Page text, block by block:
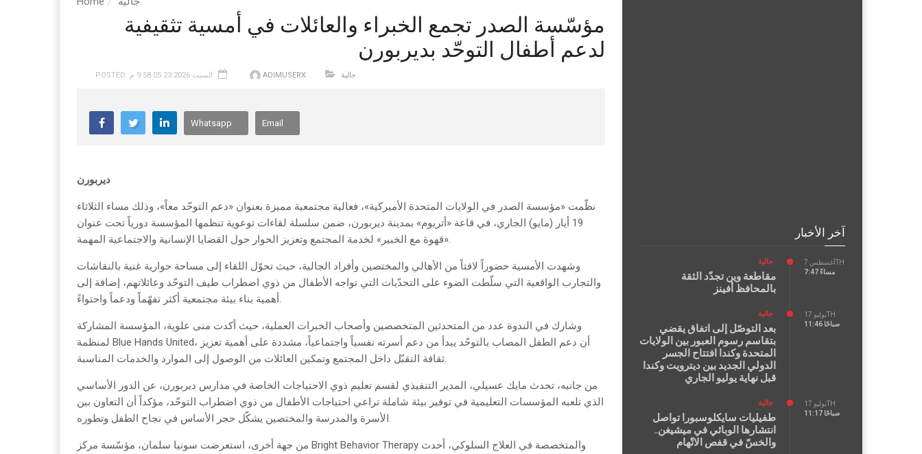
مؤسّسة الصدر تجمع الخبراء والعائلات في أمسية تثقيفية
لدعم أطفال التوحّد بديربورن
POSTED: السبت 05.23.2026 9:58 م ADIMUSERX جالية
Whatsapp Email
ديربورن
نظّمت «مؤسسة الصدر في الولايات المتحدة الأميركية»، فعالية مجتمعية مميزة بعنوان «دعم التوحّد معاً»، وذلك مساء الثلاثاء
19 أيار (مايو) الجاري، في قاعة «أتريوم» بمدينة ديربورن، ضمن سلسلة لقاءات توعوية تنظمها المؤسسة دورياً تحت عنوان
«قهوة مع الخبير» لخدمة المجتمع وتعزيز الحوار حول القضايا الإنسانية والاجتماعية المهمة.
وشهدت الأمسية حضوراً لافتاً من الأهالي والمختصين وأفراد الجالية، حيث تحوّل اللقاء إلى مساحة حوارية غنية بالنقاشات
والتجارب الواقعية التي سلّطت الضوء على التحدّيات التي تواجه الأطفال من ذوي اضطراب طيف التوحّد وعائلاتهم، إضافة إلى
أهمية بناء بيئة مجتمعية أكثر تفهّماً ودعماً واحتواءً.
وشارك في الندوة عدد من المتحدثين المتخصصين وأصحاب الخبرات العملية، حيث أكدت منى علوية، المؤسسة المشاركة
لمنظمة Blue Hands United، أن دعم الطفل المصاب بالتوحّد يبدأ من دعم أسرته نفسياً واجتماعياً، مشددة على أهمية تعزيز
ثقافة التقبّل داخل المجتمع وتمكين العائلات من الوصول إلى الموارد والخدمات المناسبة.
من جانبه، تحدث مايك عسيلي، المدير التنفيذي لقسم تعليم ذوي الاحتياجات الخاصة في مدارس ديربورن، عن الدور الأساسي
الذي تلعبه المؤسسات التعليمية في توفير بيئة شاملة تراعي احتياجات الأطفال من ذوي اضطراب التوحّد، مؤكداً أن التعاون بين
الأسرة والمدرسة والمختصين يشكّل حجر الأساس في نجاح الطفل وتطوره.
من جهة أخرى، استعرضت سونيا سلمان، مؤسّسة مركز Bright Behavior Therapy والمتخصصة في العلاج السلوكي، أحدث
آخر الأخبار
أغسطس 7TH
7:47 مساءً
جالية
مقاطعة وين تجدّد الثقة
بالمحافظ أفينز
يوليو 17TH
11:46 صباحًا
جالية
بعد التوصّل إلى اتفاق يقضي
بتقاسم رسوم العبور بين الولايات
المتحدة وكندا افتتاح الجسر
الدولي الجديد بين ديترويت وكندا
قبل نهاية يوليو الجاري
يوليو 17TH
11:17 صباحًا
جالية
طفيليات سايكلوسبورا تواصل
انتشارها الوبائي في ميشيغن..
والخسّ في قفص الاتّهام